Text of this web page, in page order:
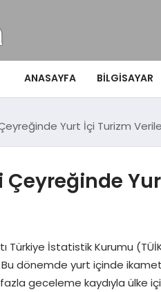
ANASAYFA BILGISAYAR
Yurt İçi Turizm
Çeyreğinde
Türkiye İstatistik Kurumu
Bu dönemde yurt içinde
geceleme kaydıyla ülke